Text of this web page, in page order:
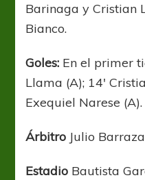
Barinaga y Cristian
Bianco.
Goles: En el primer
Llama (A); 14′
Exequiel Narese (A).
Árbitro Julio
Estadio Bautista